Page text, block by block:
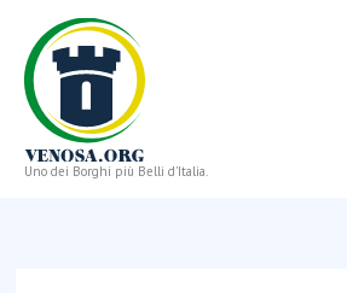
contenuto
Uno dei Borghi più Belli d'Italia.